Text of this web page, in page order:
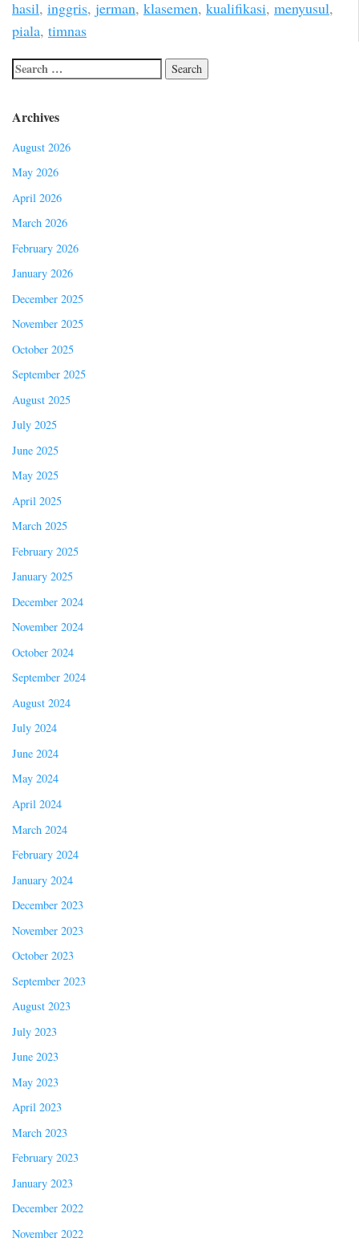
hasil, inggris, jerman, klasemen, kualifikasi, menyusul,
piala, timnas
Archives
August 2026
May 2026
April 2026
March 2026
February 2026
January 2026
December 2025
November 2025
October 2025
September 2025
August 2025
July 2025
June 2025
May 2025
April 2025
March 2025
February 2025
January 2025
December 2024
November 2024
October 2024
September 2024
August 2024
July 2024
June 2024
May 2024
April 2024
March 2024
February 2024
January 2024
December 2023
November 2023
October 2023
September 2023
August 2023
July 2023
June 2023
May 2023
April 2023
March 2023
February 2023
January 2023
December 2022
November 2022